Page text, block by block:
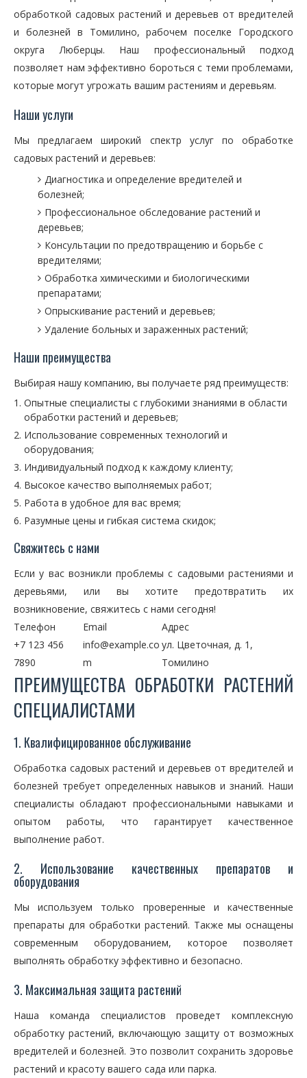
обработкой садовых растений и деревьев от вредителей
и болезней в Томилино, рабочем поселке Городского
округа Люберцы. Наш профессиональный подход
позволяет нам эффективно бороться с теми проблемами,
которые могут угрожать вашим растениям и деревьям.
Наши услуги
Мы предлагаем широкий спектр услуг по обработке
садовых растений и деревьев:
Диагностика и определение вредителей и
болезней;
Профессиональное обследование растений и
деревьев;
Консультации по предотвращению и борьбе с
вредителями;
Обработка химическими и биологическими
препаратами;
Опрыскивание растений и деревьев;
Удаление больных и зараженных растений;
Наши преимущества
Выбирая нашу компанию, вы получаете ряд преимуществ:
Опытные специалисты с глубокими знаниями в области
обработки растений и деревьев;
Использование современных технологий и
оборудования;
Индивидуальный подход к каждому клиенту;
Высокое качество выполняемых работ;
Работа в удобное для вас время;
Разумные цены и гибкая система скидок;
Свяжитесь с нами
Если у вас возникли проблемы с садовыми растениями и
деревьями, или вы хотите предотвратить их
возникновение, свяжитесь с нами сегодня!
Телефон
Email
Адрес
+7 123 456
7890
info@example.co
m
ул. Цветочная, д. 1,
Томилино
ПРЕИМУЩЕСТВА ОБРАБОТКИ РАСТЕНИЙ
СПЕЦИАЛИСТАМИ
1. Квалифицированное обслуживание
Обработка садовых растений и деревьев от вредителей и
болезней требует определенных навыков и знаний. Наши
специалисты обладают профессиональными навыками и
опытом работы, что гарантирует качественное
выполнение работ.
2. Использование качественных препаратов и
оборудования
Мы используем только проверенные и качественные
препараты для обработки растений. Также мы оснащены
современным оборудованием, которое позволяет
выполнять обработку эффективно и безопасно.
3. Максимальная защита растений
Наша команда специалистов проведет комплексную
обработку растений, включающую защиту от возможных
вредителей и болезней. Это позволит сохранить здоровье
растений и красоту вашего сада или парка.